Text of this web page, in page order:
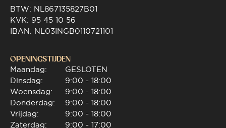
BTW: NL867135827B01
KVK: 95 45 10 56
IBAN: NL03INGB0110721101
OPENINGSTIJDEN
Maandag:
Dinsdag:
Woensdag:
Donderdag:
Vrijdag:
Zaterdag:
GESLOTEN
9:00 - 18:00
9:00 - 18:00
9:00 - 18:00
9:00 - 18:00
9:00 - 17:00